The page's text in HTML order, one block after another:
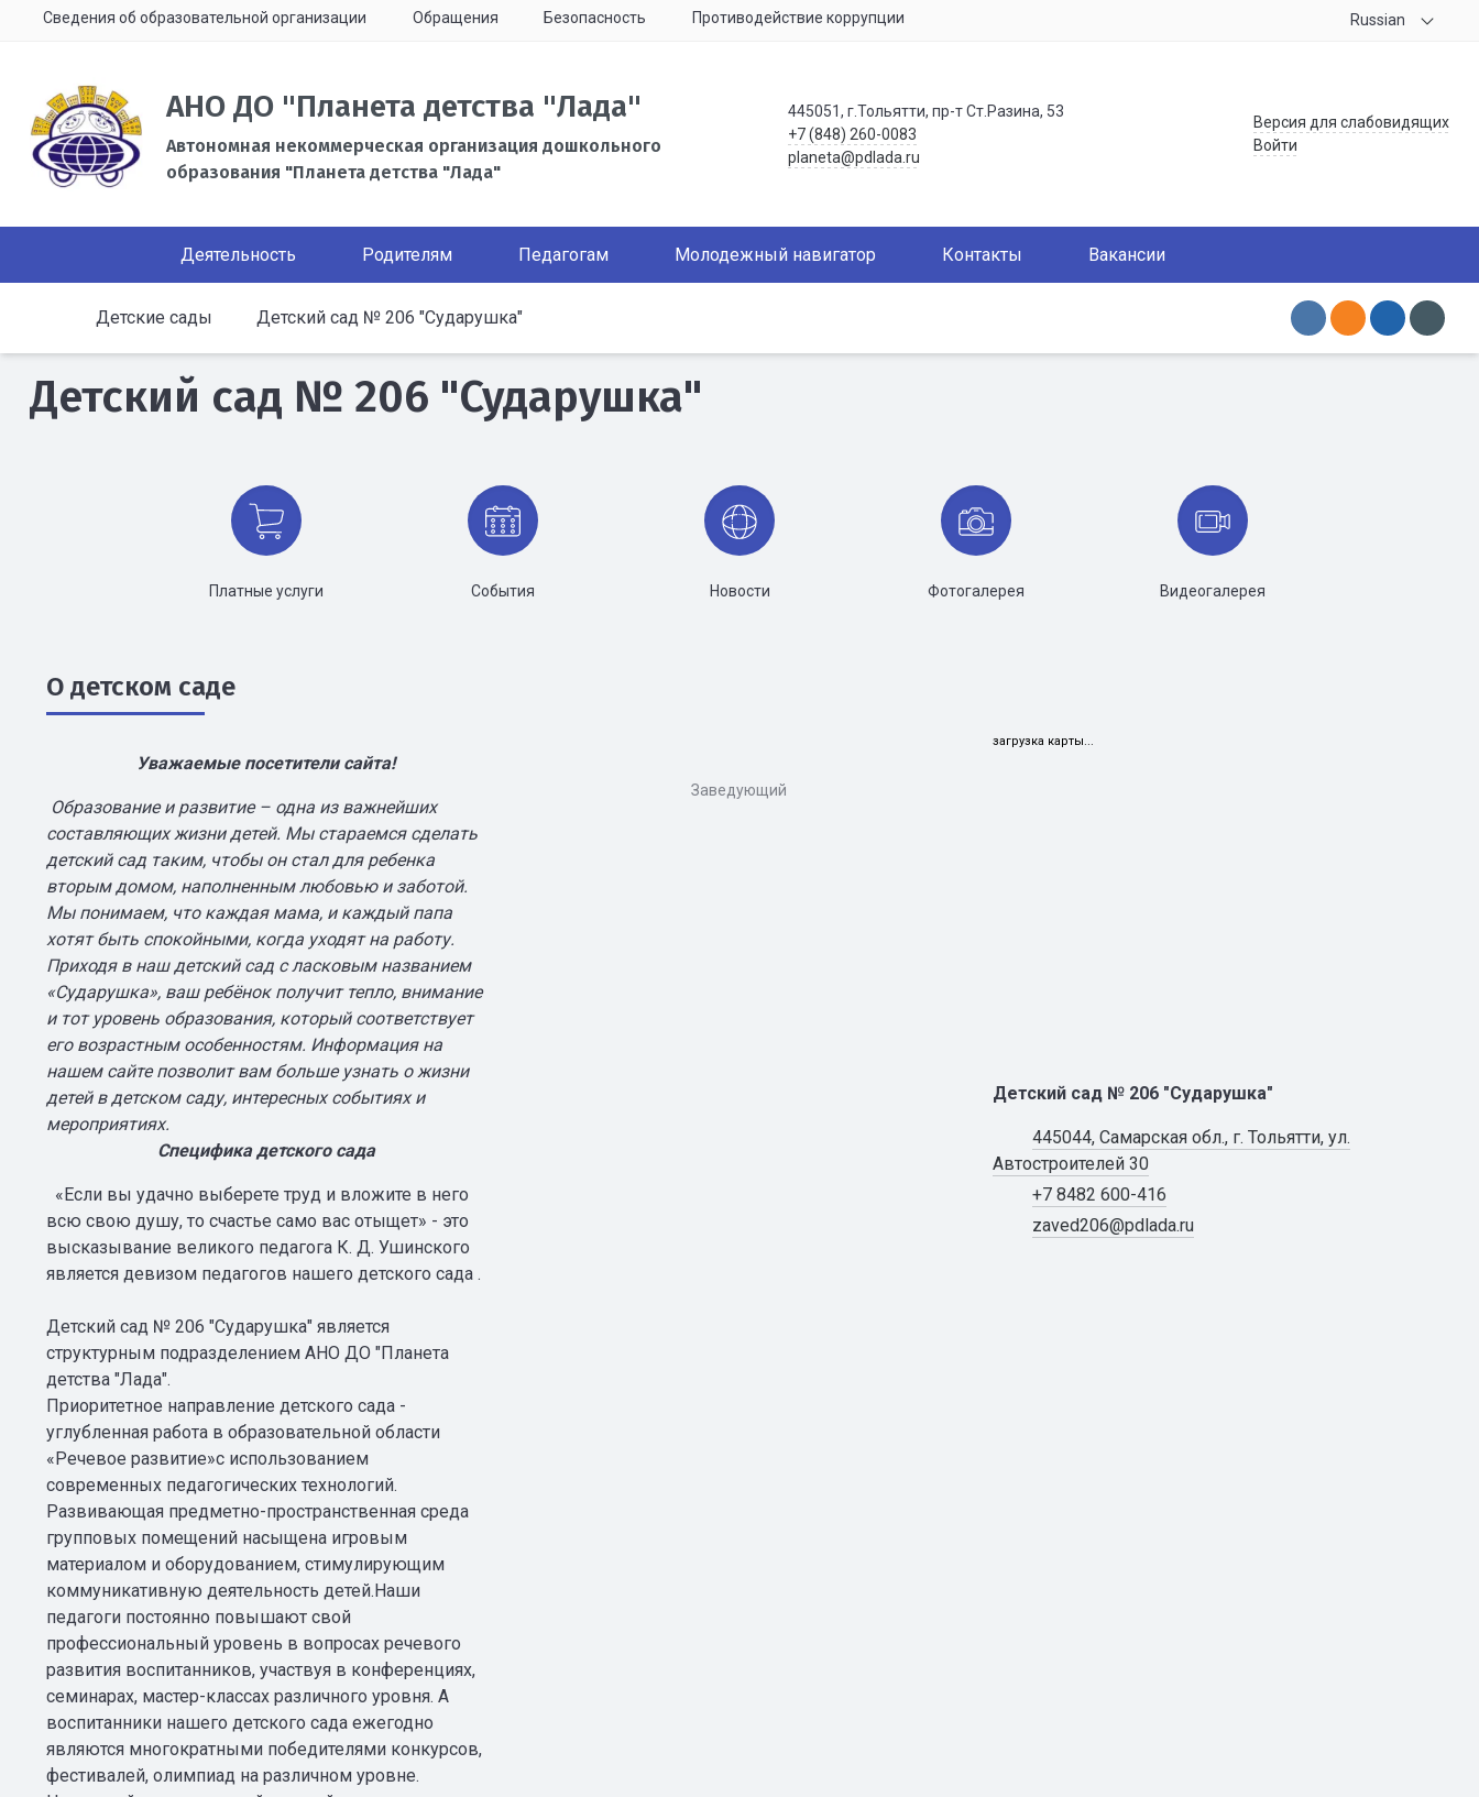
Сведения об образовательной организации Обращения Безопасность Противодействие коррупции Russian
АНО ДО "Планета детства "Лада"
Автономная некоммерческая организация дошкольного
образования "Планета детства "Лада"
445051, г.Тольятти, пр-т Ст.Разина, 53
+7 (848) 260-0083
planeta@pdlada.ru
Версия для слабовидящих
Войти
Деятельность Родителям Педагогам Молодежный навигатор Контакты Вакансии
Детские сады Детский сад № 206 "Сударушка"
Детский сад № 206 "Сударушка"
Платные услуги События Новости Фотогалерея Видеогалерея
О детском саде
Уважаемые посетители сайта!
Образование и развитие – одна из важнейших
составляющих жизни детей. Мы стараемся сделать
детский сад таким, чтобы он стал для ребенка
вторым домом, наполненным любовью и заботой.
Мы понимаем, что каждая мама, и каждый папа
хотят быть спокойными, когда уходят на работу.
Приходя в наш детский сад с ласковым названием
«Сударушка», ваш ребёнок получит тепло, внимание
и тот уровень образования, который соответствует
его возрастным особенностям. Информация на
нашем сайте позволит вам больше узнать о жизни
детей в детском саду, интересных событиях и
мероприятиях.
Специфика детского сада
«Если вы удачно выберете труд и вложите в него
всю свою душу, то счастье само вас отыщет» - это
высказывание великого педагога К. Д. Ушинского
является девизом педагогов нашего детского сада .
Детский сад № 206 "Сударушка" является
структурным подразделением АНО ДО "Планета
детства "Лада".
Приоритетное направление детского сада -
углубленная работа в образовательной области
«Речевое развитие»с использованием
современных педагогических технологий.
Развивающая предметно-пространственная среда
групповых помещений насыщена игровым
материалом и оборудованием, стимулирующим
коммуникативную деятельность детей.Наши
педагоги постоянно повышают свой
профессиональный уровень в вопросах речевого
развития воспитанников, участвуя в конференциях,
семинарах, мастер-классах различного уровня. А
воспитанники нашего детского сада ежегодно
являются многократными победителями конкурсов,
фестивалей, олимпиад на различном уровне.
Заведующий
загрузка карты...
Детский сад № 206 "Сударушка"
445044, Самарская обл., г. Тольятти, ул.
Автостроителей 30
+7 8482 600-416
zaved206@pdlada.ru